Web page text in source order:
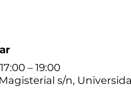
– 19:00
s/n,